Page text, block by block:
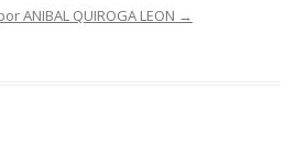
ANIBAL QUIROGA LEON →